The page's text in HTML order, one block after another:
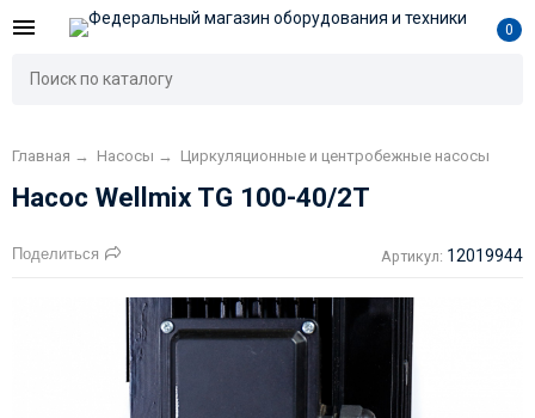
0
Главная → Насосы → Циркуляционные и центробежные насосы
Насос Wellmix TG 100-40/2T
Поделиться Артикул: 12019944